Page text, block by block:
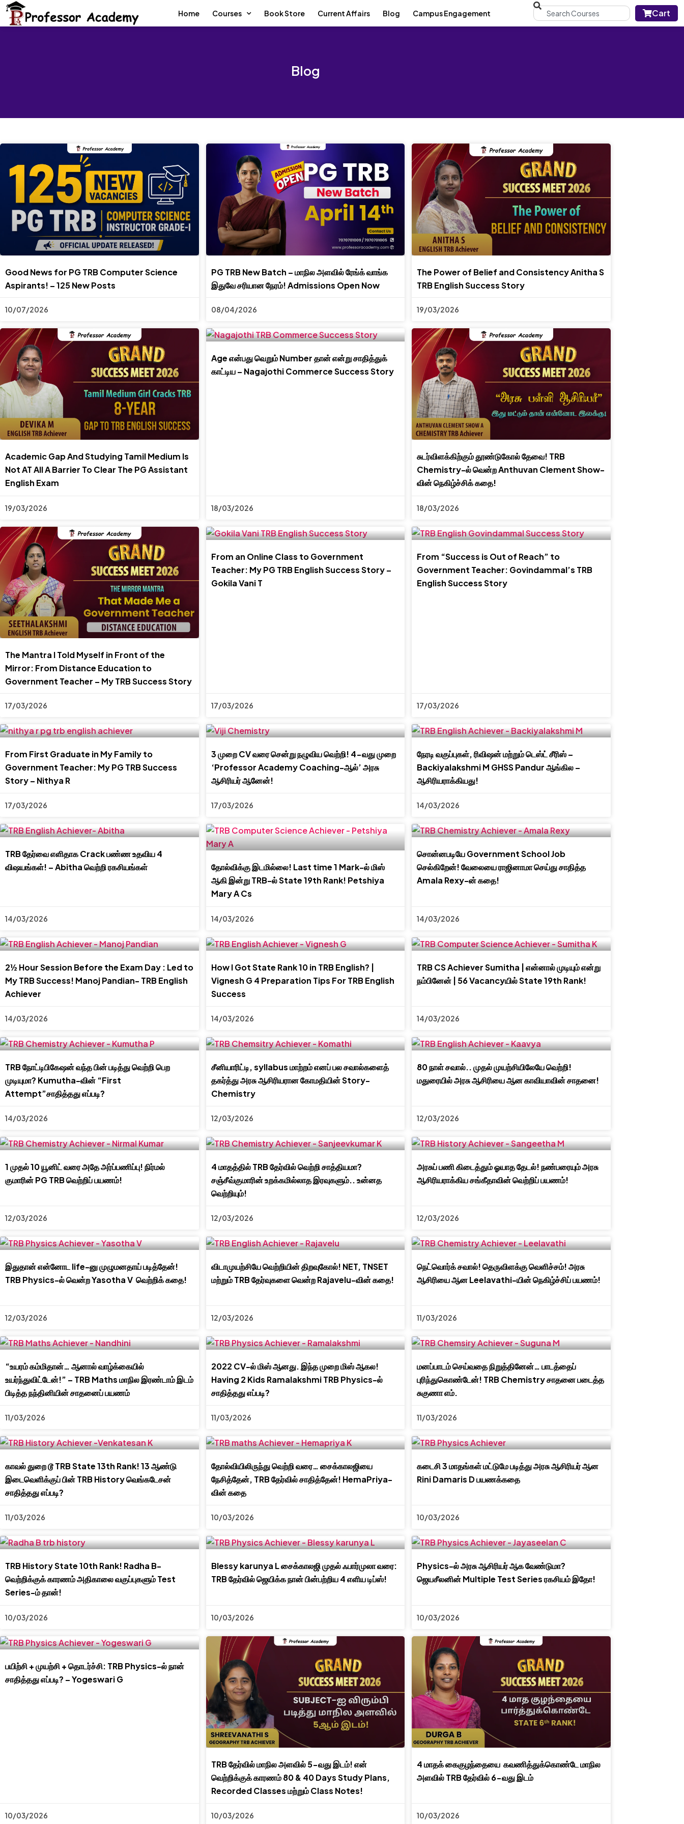
Home Courses Book Store Current Affairs Blog Campus Engagement Cart
Blog
Good News for PG TRB Computer Science
Aspirants! – 125 New Posts
10/07/2026
PG TRB New Batch – மாநில அளவில் ரேங்க் வாங்க
இதுவே சரியான நேரம்! Admissions Open Now
08/04/2026
The Power of Belief and Consistency Anitha S
TRB English Success Story
19/03/2026
Academic Gap And Studying Tamil Medium Is
Not AT All A Barrier To Clear The PG Assistant
English Exam
19/03/2026
Age என்பது வெறும் Number தான் என்று சாதித்துக்
காட்டிய – Nagajothi Commerce Success Story
18/03/2026
சுடர்விளக்கிற்கும் தூண்டுகோல் தேவை! TRB
Chemistry-ல் வென்ற Anthuvan Clement Show-
வின் நெகிழ்ச்சிக் கதை!
18/03/2026
The Mantra I Told Myself in Front of the
Mirror: From Distance Education to
Government Teacher – My TRB Success Story
17/03/2026
From an Online Class to Government
Teacher: My PG TRB English Success Story –
Gokila Vani T
17/03/2026
From “Success is Out of Reach” to
Government Teacher: Govindammal’s TRB
English Success Story
17/03/2026
From First Graduate in My Family to
Government Teacher: My PG TRB Success
Story – Nithya R
17/03/2026
3 முறை CV வரை சென்று நழுவிய வெற்றி! 4-வது முறை
‘Professor Academy Coaching-ஆல்’ அரசு
ஆசிரியர் ஆனேன்!
17/03/2026
நேரடி வகுப்புகள், ரிவிஷன் மற்றும் டெஸ்ட் சீரிஸ் –
Backiyalakshmi M GHSS Pandur ஆங்கில –
ஆசிரியராக்கியது!
14/03/2026
TRB தேர்வை எளிதாக Crack பண்ண உதவிய 4
விஷயங்கள்! – Abitha வெற்றி ரகசியங்கள்
14/03/2026
தோல்விக்கு இடமில்லை! Last time 1 Mark-ல் மிஸ்
ஆகி இன்று TRB-ல் State 19th Rank! Petshiya
Mary A Cs
14/03/2026
சொன்னபடியே Government School Job
செல்கிறேன்! வேலையை ராஜினாமா செய்து சாதித்த
Amala Rexy-ன் கதை!
14/03/2026
2½ Hour Session Before the Exam Day : Led to
My TRB Success! Manoj Pandian- TRB English
Achiever
14/03/2026
How I Got State Rank 10 in TRB English? |
Vignesh G 4 Preparation Tips For TRB English
Success
14/03/2026
TRB CS Achiever Sumitha | என்னால் முடியும் என்று
நம்பினேன் | 56 Vacancyயில் State 19th Rank!
14/03/2026
TRB நோட்டிபிகேஷன் வந்த பின் படித்து வெற்றி பெற
முடியுமா? Kumutha-வின் “First
Attempt”சாதித்தது எப்படி?
14/03/2026
சீனியாரிட்டி, syllabus மாற்றம் எனப் பல சவால்களைத்
தகர்த்து அரசு ஆசிரியரான கோமதியின் Story-
Chemistry
12/03/2026
80 நாள் சவால்.. முதல் முயற்சியிலேயே வெற்றி!
மதுரையில் அரசு ஆசிரியை ஆன காவியாவின் சாதனை!
12/03/2026
1 முதல் 10 யூனிட் வரை அதே அர்ப்பணிப்பு! நிர்மல்
குமாரின் PG TRB வெற்றிப் பயணம்!
12/03/2026
4 மாதத்தில் TRB தேர்வில் வெற்றி சாத்தியமா?
சஞ்சீவ்குமாரின் உறக்கமில்லாத இரவுகளும்.. உன்னத
வெற்றியும்!
12/03/2026
அரசுப் பணி கிடைத்தும் ஓயாத தேடல்! நண்பரையும் அரசு
ஆசிரியராக்கிய சங்கீதாவின் வெற்றிப் பயணம்!
12/03/2026
இதுதான் என்னோட life-னு முழுமனதாய் படித்தேன்!
TRB Physics-ல் வென்ற Yasotha V வெற்றிக் கதை!
12/03/2026
விடாமுயற்சியே வெற்றியின் திறவுகோல்! NET, TNSET
மற்றும் TRB தேர்வுகளை வென்ற Rajavelu-வின் கதை!
12/03/2026
நெட்வொர்க் சவால்! தெருவிளக்கு வெளிச்சம்! அரசு
ஆசிரியை ஆன Leelavathi-யின் நெகிழ்ச்சிப் பயணம்!
11/03/2026
“உயரம் கம்மிதான்… ஆனால் வாழ்க்கையில்
உயர்ந்துவிட்டேன்!” – TRB Maths மாநில இரண்டாம் இடம்
பிடித்த நந்தினியின் சாதனைப் பயணம்
11/03/2026
2022 CV-ல் மிஸ் ஆனது. இந்த முறை மிஸ் ஆகல!
Having 2 Kids Ramalakshmi TRB Physics-ல்
சாதித்தது எப்படி?
11/03/2026
மனப்பாடம் செய்வதை நிறுத்தினேன்… பாடத்தைப்
புரிந்துகொண்டேன்! TRB Chemistry சாதனை படைத்த
சுகுணா எம்.
11/03/2026
காவல் துறை டூ TRB State 13th Rank! 13 ஆண்டு
இடைவெளிக்குப் பின் TRB History வெங்கடேசன்
சாதித்தது எப்படி?
11/03/2026
தோல்வியிலிருந்து வெற்றி வரை… சைக்காலஜியை
நேசித்தேன், TRB தேர்வில் சாதித்தேன்! HemaPriya-
வின் கதை
10/03/2026
கடைசி 3 மாதங்கள் மட்டுமே படித்து அரசு ஆசிரியர் ஆன
Rini Damaris D பயணக்கதை
10/03/2026
TRB History State 10th Rank! Radha B-
வெற்றிக்குக் காரணம் அதிகாலை வகுப்புகளும் Test
Series-ம் தான்!
10/03/2026
Blessy karunya L சைக்காலஜி முதல் ஃபார்முலா வரை:
TRB தேர்வில் ஜெயிக்க நான் பின்பற்றிய 4 எளிய டிப்ஸ்!
10/03/2026
Physics-ல் அரசு ஆசிரியர் ஆக வேண்டுமா?
ஜெயசீலனின் Multiple Test Series ரகசியம் இதோ!
10/03/2026
பயிற்சி + முயற்சி + தொடர்ச்சி: TRB Physics-ல் நான்
சாதித்தது எப்படி? – Yogeswari G
10/03/2026
TRB தேர்வில் மாநில அளவில் 5-வது இடம்! என்
வெற்றிக்குக் காரணம் 80 & 40 Days Study Plans,
Recorded Classes மற்றும் Class Notes!
10/03/2026
4 மாதக் கைகுழந்தையை கவணித்துக்கொண்டே மாநில
அளவில் TRB தேர்வில் 6-வது இடம்
10/03/2026